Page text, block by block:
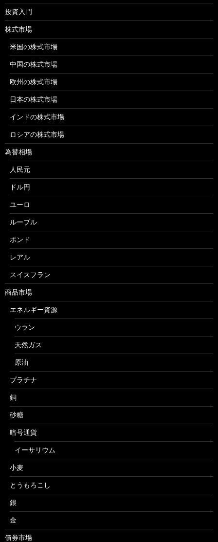
投資入門
株式市場
米国の株式市場
中国の株式市場
欧州の株式市場
日本の株式市場
インドの株式市場
ロシアの株式市場
為替相場
人民元
ドル円
ユーロ
ルーブル
ポンド
レアル
スイスフラン
商品市場
エネルギー資源
ウラン
天然ガス
原油
プラチナ
銅
砂糖
暗号通貨
イーサリウム
小麦
とうもろこし
銀
金
債券市場